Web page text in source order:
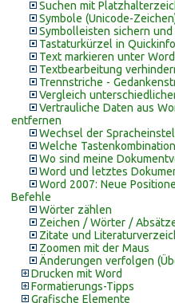
Suchen mit
Symbole (Unicode-
Symbolleisten sichern
Tastaturkürzel in
Text markieren unter Word
Textbearbeitung
Trennstriche -
Vergleich
Vertrauliche Daten aus
entfernen
Wechsel der
Welche
Wo sind meine
Word und letztes
Word 2007: Neue
Befehle
Wörter zählen
Zeichen / Wörter /
Zitate und
Zoomen mit der Maus
Änderungen verfolgen
Drucken mit Word
Formatierungs-Tipps
Grafische Elemente